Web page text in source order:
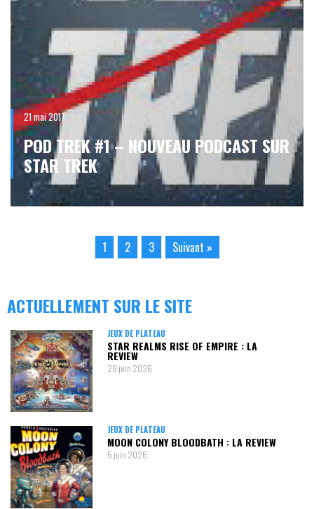
21 mai 2017
POD TREK #1 – NOUVEAU PODCAST SUR
STAR TREK
1 2 3 Suivant »
ACTUELLEMENT SUR LE SITE
JEUX DE PLATEAU
STAR REALMS RISE OF EMPIRE : LA
REVIEW
28 juin 2026
JEUX DE PLATEAU
MOON COLONY BLOODBATH : LA REVIEW
5 juin 2026